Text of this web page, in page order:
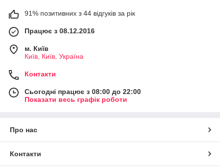
91% позитивних з 44 відгуків за рік
Працює з 08.12.2016
м. Київ
Київ, Київ, Україна
Контакти
Сьогодні працює з 08:00 до 22:00
Показати весь графік роботи
Про нас
Контакти